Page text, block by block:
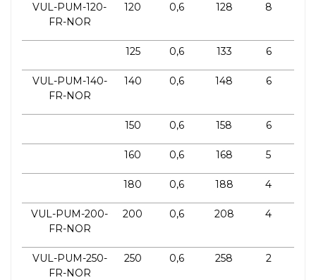
VUL-PUM-120-
FR-NOR
120 0,6 128 8
125 0,6 133 6
VUL-PUM-140-
FR-NOR
140 0,6 148 6
150 0,6 158 6
160 0,6 168 5
180 0,6 188 4
VUL-PUM-200-
FR-NOR
200 0,6 208 4
VUL-PUM-250-
FR-NOR
250 0,6 258 2